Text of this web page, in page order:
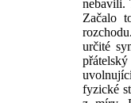
nebavili.
Začalo
určité
fyzické